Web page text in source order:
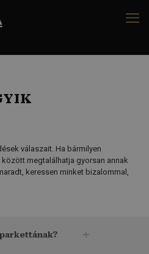
válaszait. Ha bármilyen
megtalálhatja gyorsan annak
keressen minket bizalommal,